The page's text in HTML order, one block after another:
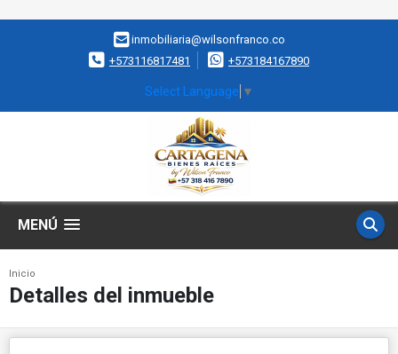
inmobiliaria@wilsonfranco.co
+573116817481
+573184167890
Select Language ▼
MENÚ
Inicio
Detalles del inmueble